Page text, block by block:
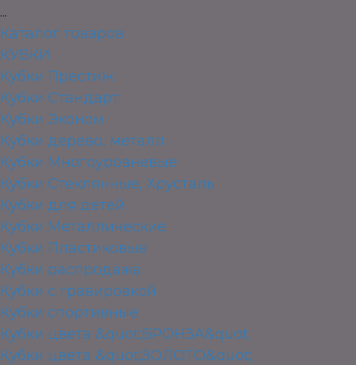
...
Каталог товаров
КУБКИ
Кубки Престиж
Кубки Стандарт
Кубки Эконом
Кубки дерево, металл
Кубки Многоуровневые
Кубки Стеклянные, Хрусталь
Кубки для детей
Кубки Металлические
Кубки Пластиковые
Кубки распродажа
Кубки с гравировкой
Кубки спортивные
Кубки цвета &quot;БРОНЗА&quot;
Кубки цвета &quot;ЗОЛОТО&quot;